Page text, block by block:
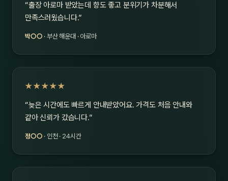
“출장 아로마 받았는데 향도 좋고 분위기가 차분해서
만족스러웠습니다.”
박○○ · 부산 해운대 · 아로마
★★★★★
“늦은 시간에도 빠르게 안내받았어요. 가격도 처음 안내와
같아 신뢰가 갔습니다.”
정○○ · 인천 · 24시간